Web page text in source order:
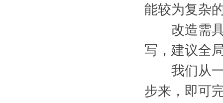
能较为复杂
改造需具
写，建议全
我们从一
步来，即可